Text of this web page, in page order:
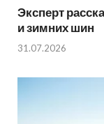
Эксперт
и зимних шин
31.07.2026